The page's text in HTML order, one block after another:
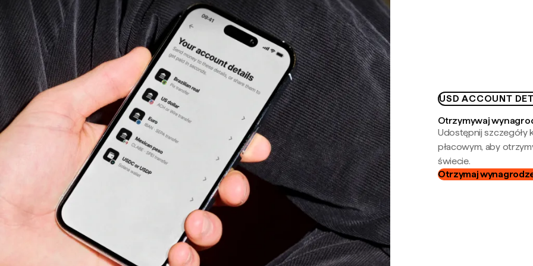
USD ACCOUNT
Otrzymywaj
Udostępnij szczegóły
płacowym, aby
świecie.
Otrzymaj